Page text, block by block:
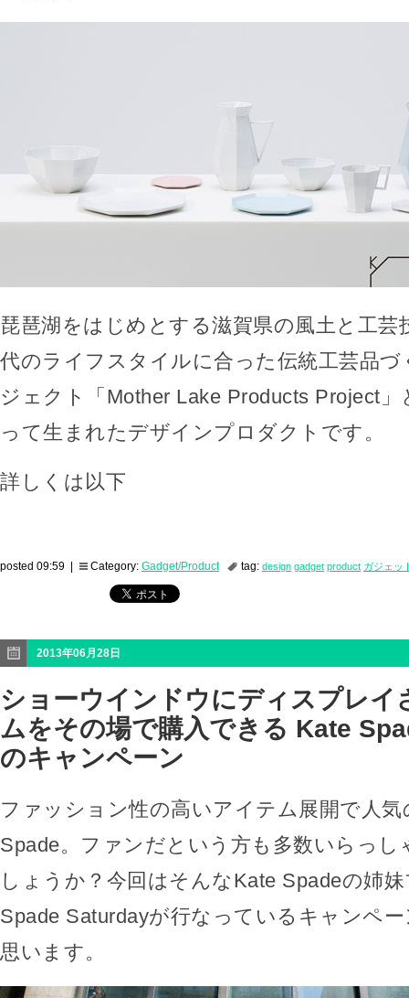
琵琶湖をはじめとする滋賀県の風土と工芸
代のライフスタイルに合った伝統工芸品
ジェクト「Mother Lake Products Project
って生まれたデザインプロダクトです。
詳しくは以下
posted 09:59 | Category: Gadget/Product tag: design gadget product ガジェッ
2013年06月28日
ショーウインドウにディスプレイ
ムをその場で購入できる Kate
のキャンペーン
ファッション性の高いアイテム展開で人
Spade。ファンだという方も多数いらっ
しょうか？今回はそんなKate Spadeの姉
Spade Saturdayが行なっているキャンペ
思います。